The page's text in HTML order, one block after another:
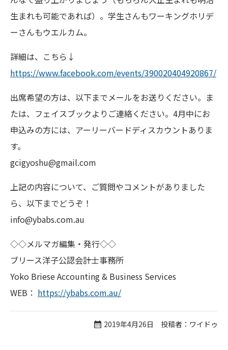
生まれも可能であれば）。学生さんもワーキングホリデ
ーさんもウエルカム。
詳細は、こちら↓
https://www.facebook.com/events/390020404920867/
出席希望の方は、以下までメールをお送りください。ま
たは、フェイスブックよりご連絡ください。4月中にお
申込みの方には、アーリーバードディスカウントありま
す。
gcigyoshu@gmail.com
上記の内容について、ご質問やコメントがありました
ら、以下までどうぞ！
info@ybabs.com.au
◇◇メルマガ編集・発行◇◇
ブリース洋子公認会計士事務所
Yoko Briese Accounting & Business Services
WEB： https://ybabs.com.au/
2019年4月26日 投稿者：ワイドゥ